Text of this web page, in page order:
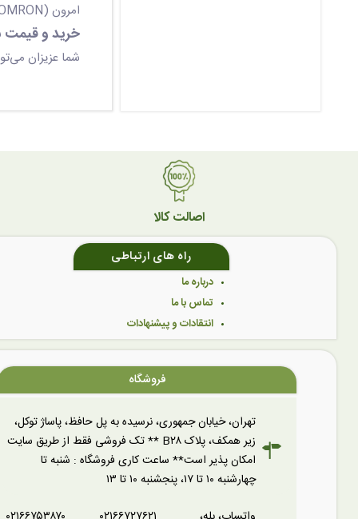
امرون (OMRON) می‌باشد. همچنین از دیگر کاربردهای این رله می‌توان به رله های 4 کنتاکت 5 آمپری در مدل های روبردی و ریلی اشاره نمود.
خرید و قیمت سوکت رله 14 پایه از
شما عزیزان
اصالت کالا
راه های ارتباطی
درباره ما
تماس با ما
انتقادات و پیشنهادات
فروشگاه
تهران، خیابان جمهوری، نرسیده به پل حافظ، پاساژ توکل،
زیر همکف، پلاک B۲۸ ** تک فروشی فقط از طریق سایت
امکان پذیر است** ساعت کاری فروشگاه : شنبه تا
چهارشنبه ۱۰ تا ۱۷، پنجشنبه ۱۰ تا ۱۳